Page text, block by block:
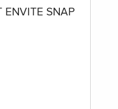
ENVITE SNAP